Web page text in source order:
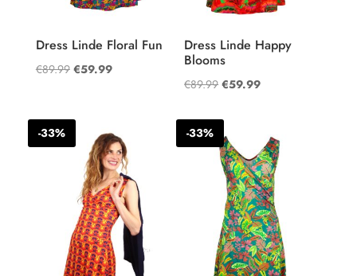
Dress Linde Floral Fun
€89.99 Oorspronkelijke
€89.99.
€59.99Huidige
€59.99.
Dress Linde Happy
Blooms
€89.99 Oorspronkelijke
was:
€89.99.
€59.99Huidige
€59.99.
-33% -33%